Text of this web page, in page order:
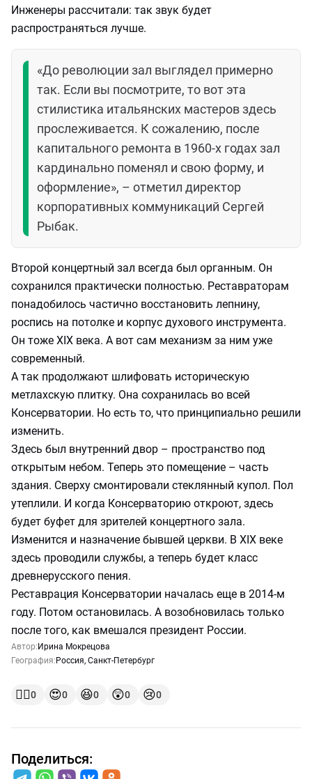
Инженеры рассчитали: так звук будет
распространяться лучше.
«До революции зал выглядел примерно
так. Если вы посмотрите, то вот эта
стилистика итальянских мастеров здесь
прослеживается. К сожалению, после
капитального ремонта в 1960-х годах зал
кардинально поменял и свою форму, и
оформление», – отметил директор
корпоративных коммуникаций Сергей
Рыбак.
Второй концертный зал всегда был органным. Он
сохранился практически полностью. Реставраторам
понадобилось частично восстановить лепнину,
роспись на потолке и корпус духового инструмента.
Он тоже XIX века. А вот сам механизм за ним уже
современный.
А так продолжают шлифовать историческую
метлахскую плитку. Она сохранилась во всей
Консерватории. Но есть то, что принципиально решили
изменить.
Здесь был внутренний двор – пространство под
открытым небом. Теперь это помещение – часть
здания. Сверху смонтировали стеклянный купол. Пол
утеплили. И когда Консерваторию откроют, здесь
будет буфет для зрителей концертного зала.
Изменится и назначение бывшей церкви. В XIX веке
здесь проводили службы, а теперь будет класс
древнерусского пения.
Реставрация Консерватории началась еще в 2014-м
году. Потом остановилась. А возобновилась только
после того, как вмешался президент России.
Автор: Ирина Мокрецова
География: Россия, Санкт-Петербург
👍🏻0 😍0 😆0 😲0 😢0
Поделиться: